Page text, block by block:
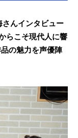
んインタビュー
らこそ現代人に響
の魅力を声優陣